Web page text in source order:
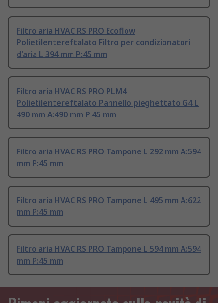
Filtro aria HVAC RS PRO Ecoflow
Polietilentereftalato Filtro per condizionatori
d'aria L 394 mm P:45 mm
Filtro aria HVAC RS PRO PLM4
Polietilentereftalato Pannello pieghettato G4 L
490 mm A:490 mm P:45 mm
Filtro aria HVAC RS PRO Tampone L 292 mm A:594
mm P:45 mm
Filtro aria HVAC RS PRO Tampone L 495 mm A:622
mm P:45 mm
Filtro aria HVAC RS PRO Tampone L 594 mm A:594
mm P:45 mm